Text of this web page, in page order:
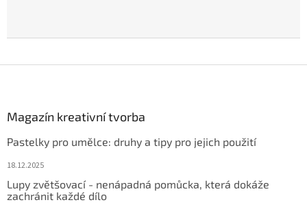
Magazín kreativní tvorba
Pastelky pro umělce: druhy a tipy pro jejich použití
18.12.2025
Lupy zvětšovací - nenápadná pomůcka, která dokáže
zachránit každé dílo